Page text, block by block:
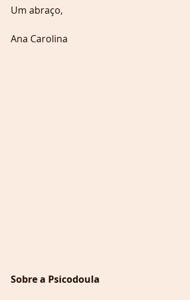
Um abraço,
Ana Carolina
Sobre a Psicodoula